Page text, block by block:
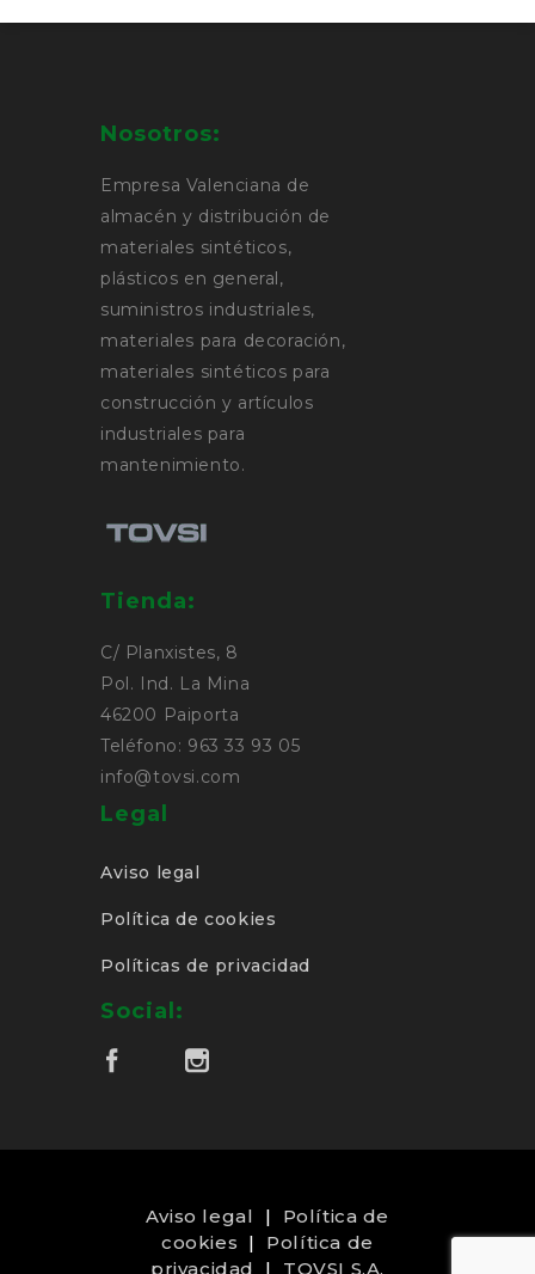
Nosotros:
Empresa Valenciana de
almacén y distribución de
materiales sintéticos,
plásticos en general,
suministros industriales,
materiales para decoración,
materiales sintéticos para
construcción y artículos
industriales para
mantenimiento.
Tienda:
C/ Planxistes, 8
Pol. Ind. La Mina
46200 Paiporta
Teléfono: 963 33 93 05
info@tovsi.com
Legal
Aviso legal
Política de cookies
Políticas de privacidad
Social:
Aviso legal | Política de
cookies | Política de
privacidad
| TOVSI S.A.